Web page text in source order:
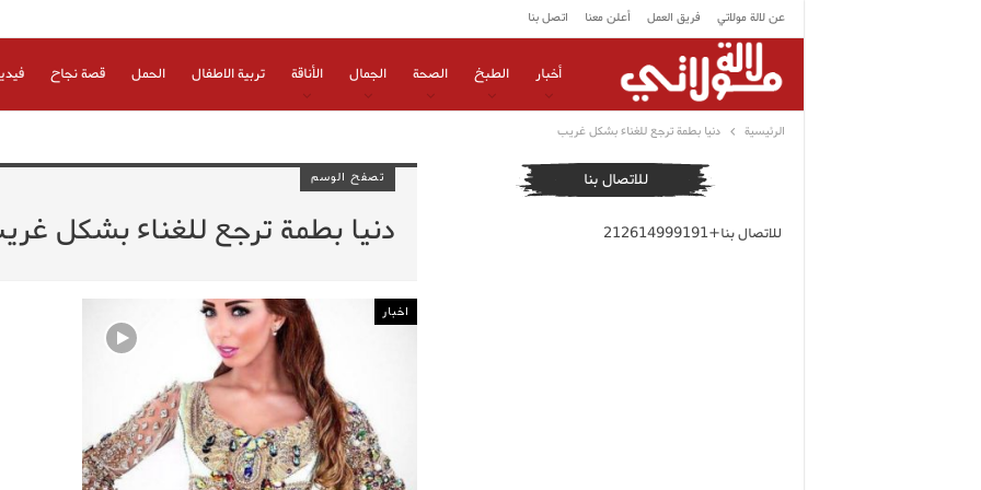
عن لالة مولاتي فريق العمل أعلن معنا اتصل بنا
أخبار الطبخ الصحة الجمال الأناقة تربية الاطفال الحمل قصة نجاح
الرئيسية دنيا بطمة ترجع للغناء بشكل غريب
تصفح الوسم
دنيا بطمة ترجع للغناء بشكل
اخبار
للاتصال بنا
للاتصال بنا+212614999191